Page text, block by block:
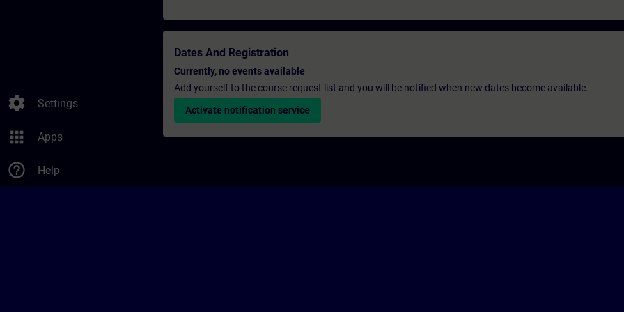
settings Settings
apps Apps
help_outline Help
Dates And Registration
Currently, no events available
Add yourself to the course request list and you will be notified when new dates become available.
Activate notification service